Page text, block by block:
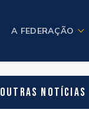
A FEDERAÇÃO
Outras Notícias